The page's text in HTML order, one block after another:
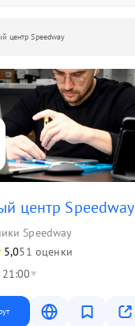
центр Speedway
центр Speedway
Speedway
5,051 оценки